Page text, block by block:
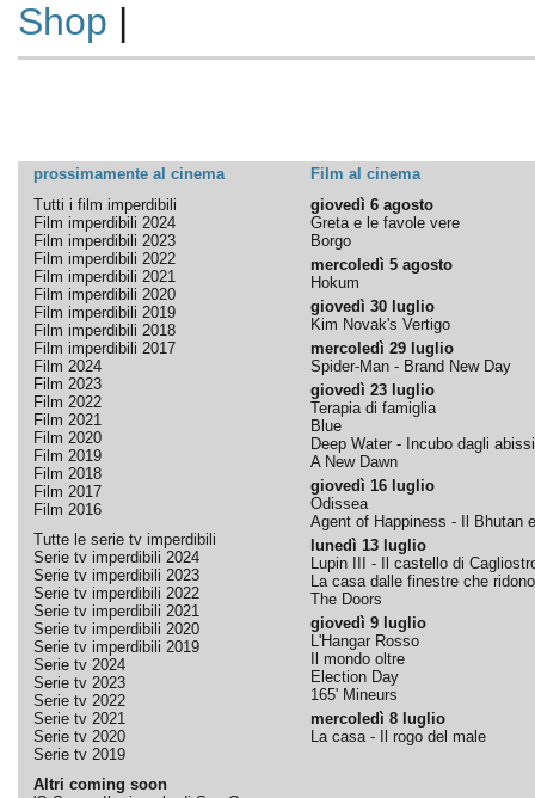
Shop |
prossimamente al cinema
Film al cinema
Tutti i film imperdibili
Film imperdibili 2024
Film imperdibili 2023
Film imperdibili 2022
Film imperdibili 2021
Film imperdibili 2020
Film imperdibili 2019
Film imperdibili 2018
Film imperdibili 2017
Film 2024
Film 2023
Film 2022
Film 2021
Film 2020
Film 2019
Film 2018
Film 2017
Film 2016
Tutte le serie tv imperdibili
Serie tv imperdibili 2024
Serie tv imperdibili 2023
Serie tv imperdibili 2022
Serie tv imperdibili 2021
Serie tv imperdibili 2020
Serie tv imperdibili 2019
Serie tv 2024
Serie tv 2023
Serie tv 2022
Serie tv 2021
Serie tv 2020
Serie tv 2019
Altri coming soon
giovedì 6 agosto
Greta e le favole vere
Borgo
mercoledì 5 agosto
Hokum
giovedì 30 luglio
Kim Novak's Vertigo
mercoledì 29 luglio
Spider-Man - Brand New Day
giovedì 23 luglio
Terapia di famiglia
Blue
Deep Water - Incubo dagli abissi
A New Dawn
giovedì 16 luglio
Odissea
Agent of Happiness - Il Bhutan
lunedì 13 luglio
Lupin III - Il castello di
La casa dalle finestre che ridono
The Doors
giovedì 9 luglio
L'Hangar Rosso
Il mondo oltre
Election Day
165' Mineurs
mercoledì 8 luglio
La casa - Il rogo del male